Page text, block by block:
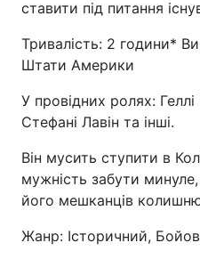
ставити під питання
Тривалість: 2 години*
Штати Америки
У провідних ролях: Геллі
Стефані Лавін та інші.
Він мусить ступити в
мужність забути
його мешканців
Жанр: Історичний,